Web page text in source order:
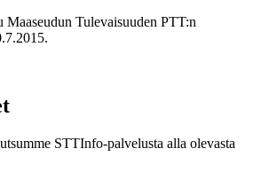
Maaseudun Tulevaisuuden PTT:n
STTInfo-palvelusta alla olevasta